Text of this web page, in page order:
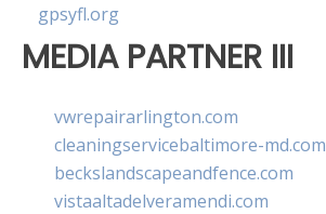
gpsyfl.org
MEDIA PARTNER III
vwrepairarlington.com
cleaningservicebaltimore-md.com
beckslandscapeandfence.com
vistaaltadelveramendi.com